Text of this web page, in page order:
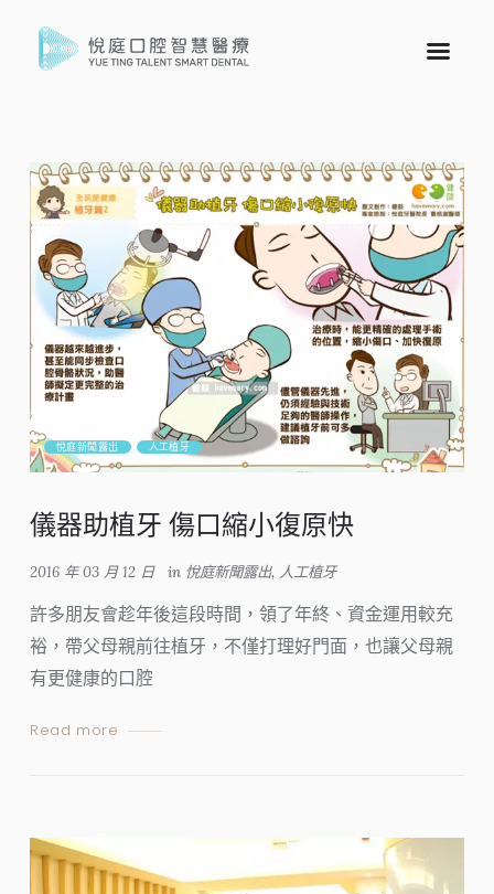
悅庭新聞露出 人工植牙
儀器助植牙 傷口縮小復原快
2016 年 03 月 12 日 in 悅庭新聞露出, 人工植牙
許多朋友會趁年後這段時間，領了年終、資金運用較充
裕，帶父母親前往植牙，不僅打理好門面，也讓父母親
有更健康的口腔
Read more